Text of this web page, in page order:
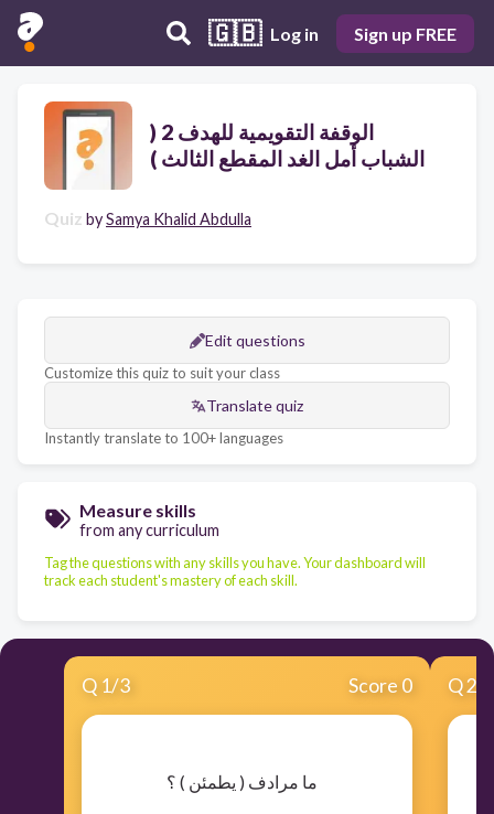
🇬🇧 Log in Sign up FREE
الوقفة التقويمية للهدف 2 (
الشباب أمل الغد المقطع الثالث )
Quiz bySamya Khalid Abdulla
Edit questions
Customize this quiz to suit your class
Translate quiz
Instantly translate to 100+ languages
Measure skills
from any curriculum
Tag the questions with any skills you have. Your dashboard will
track each student's mastery of each skill.
Q 1/3 Score 0 Q2